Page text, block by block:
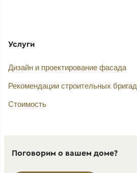
Услуги
Дизайн и проектирование фасада
Рекомендации строительных бригад
Стоимость
Поговорим о вашем доме?